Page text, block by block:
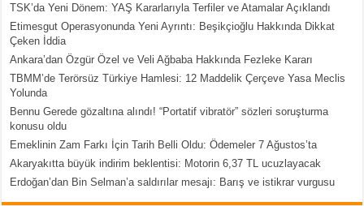
TSK’da Yeni Dönem: YAŞ Kararlarıyla Terfiler ve Atamalar Açıklandı
Etimesgut Operasyonunda Yeni Ayrıntı: Beşikçioğlu Hakkında Dikkat
Çeken İddia
Ankara’dan Özgür Özel ve Veli Ağbaba Hakkında Fezleke Kararı
TBMM’de Terörsüz Türkiye Hamlesi: 12 Maddelik Çerçeve Yasa Meclis
Yolunda
Bennu Gerede gözaltına alındı! “Portatif vibratör” sözleri soruşturma
konusu oldu
Emeklinin Zam Farkı İçin Tarih Belli Oldu: Ödemeler 7 Ağustos’ta
Akaryakıtta büyük indirim beklentisi: Motorin 6,37 TL ucuzlayacak
Erdoğan’dan Bin Selman’a saldırılar mesajı: Barış ve istikrar vurgusu